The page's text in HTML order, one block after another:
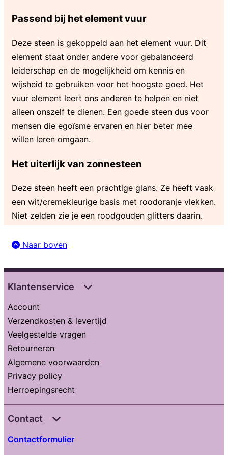
Passend bij het element vuur
Deze steen is gekoppeld aan het element vuur. Dit
element staat onder andere voor gebalanceerd
leiderschap en de mogelijkheid om kennis en
wijsheid te gebruiken voor het hoogste goed. Het
vuur element leert ons anderen te helpen en niet
alleen onszelf te dienen. Een goede steen dus voor
mensen die egoïsme ervaren en hier beter mee
willen leren omgaan.
Het uiterlijk van zonnesteen
Deze steen heeft een prachtige glans. Ze heeft vaak
een wit/cremekleurige basis met roodoranje vlekken.
Niet zelden zie je een roodgouden glitters daarin.
Naar boven
Klantenservice
Account
Verzendkosten & levertijd
Veelgestelde vragen
Retourneren
Algemene voorwaarden
Privacy policy
Herroepingsrecht
Contact
Contactformulier